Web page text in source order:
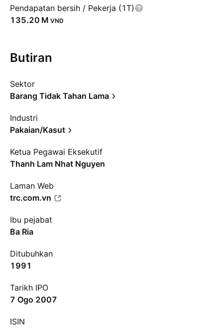
Pendapatan bersih / Pekerja (1T)
‪135.20 M‬ VND
Butiran
Sektor
Barang Tidak Tahan Lama
Industri
Pakaian/Kasut
Ketua Pegawai Eksekutif
Thanh Lam Nhat Nguyen
Laman Web
trc.com.vn
Ibu pejabat
Ba Ria
Ditubuhkan
1991
Tarikh IPO
7 Ogo 2007
ISIN